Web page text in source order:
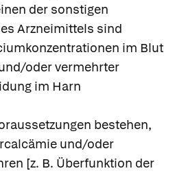
der sonstigen
Arzneimittels sind
im Blut
oder vermehrter
im Harn
bestehen,
und/oder
[z. B. Überfunktion der